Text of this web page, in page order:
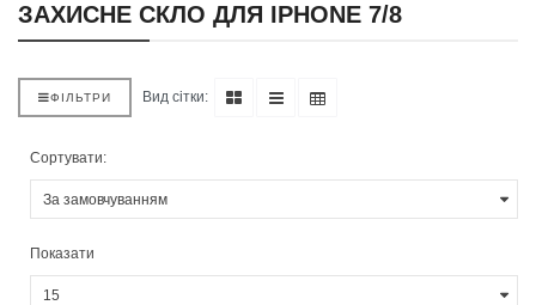
ЗАХИСНЕ СКЛО ДЛЯ IPHONE 7/8
ФІЛЬТРИ Вид сітки:
Сортувати:
Показати